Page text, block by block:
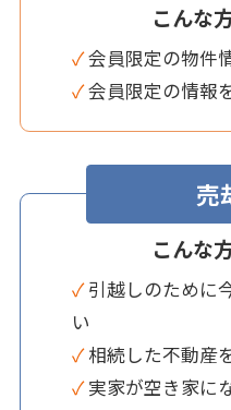
こんな
✓ 会員限定の物件
✓ 会員限定の情報
売
こんな
✓ 引越しのために今住んでる家を売りた
い
✓ 相続した不動産
✓ 実家が空き家に